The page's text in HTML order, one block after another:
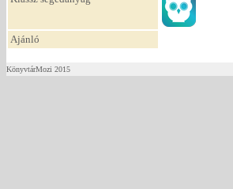
Ajánló
KönyvtárMozi 2015